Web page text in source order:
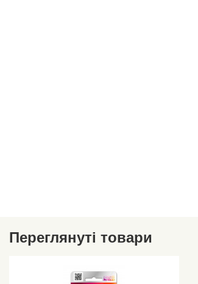
Переглянуті товари